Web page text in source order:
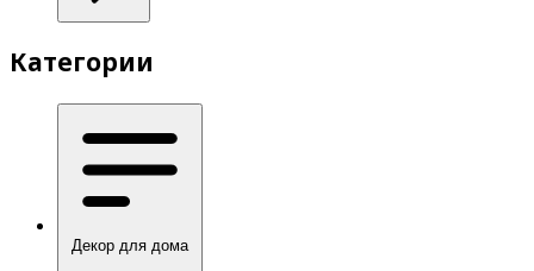
Категории
Декор для дома